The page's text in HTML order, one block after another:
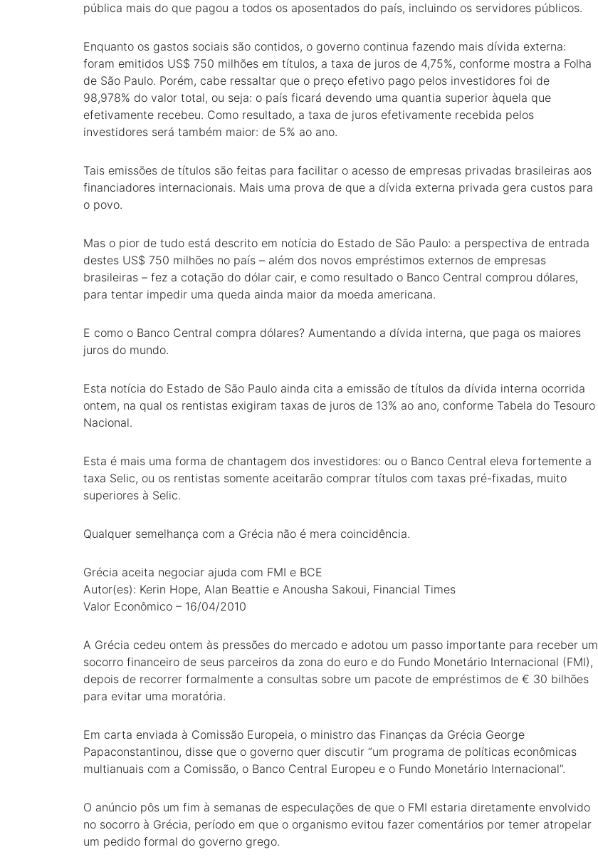
pública mais do que pagou a todos os aposentados do país, incluindo os servidores públicos.
Enquanto os gastos sociais são contidos, o governo continua fazendo mais dívida externa:
foram emitidos US$ 750 milhões em títulos, a taxa de juros de 4,75%, conforme mostra a Folha
de São Paulo. Porém, cabe ressaltar que o preço efetivo pago pelos investidores foi de
98,978% do valor total, ou seja: o país ficará devendo uma quantia superior àquela que
efetivamente recebeu. Como resultado, a taxa de juros efetivamente recebida pelos
investidores será também maior: de 5% ao ano.
Tais emissões de títulos são feitas para facilitar o acesso de empresas privadas brasileiras aos
financiadores internacionais. Mais uma prova de que a dívida externa privada gera custos para
o povo.
Mas o pior de tudo está descrito em notícia do Estado de São Paulo: a perspectiva de entrada
destes US$ 750 milhões no país – além dos novos empréstimos externos de empresas
brasileiras – fez a cotação do dólar cair, e como resultado o Banco Central comprou dólares,
para tentar impedir uma queda ainda maior da moeda americana.
E como o Banco Central compra dólares? Aumentando a dívida interna, que paga os maiores
juros do mundo.
Esta notícia do Estado de São Paulo ainda cita a emissão de títulos da dívida interna ocorrida
ontem, na qual os rentistas exigiram taxas de juros de 13% ao ano, conforme Tabela do Tesouro
Nacional.
Esta é mais uma forma de chantagem dos investidores: ou o Banco Central eleva fortemente a
taxa Selic, ou os rentistas somente aceitarão comprar títulos com taxas pré-fixadas, muito
superiores à Selic.
Qualquer semelhança com a Grécia não é mera coincidência.
Grécia aceita negociar ajuda com FMI e BCE
Autor(es): Kerin Hope, Alan Beattie e Anousha Sakoui, Financial Times
Valor Econômico – 16/04/2010
A Grécia cedeu ontem às pressões do mercado e adotou um passo importante para receber um
socorro financeiro de seus parceiros da zona do euro e do Fundo Monetário Internacional (FMI),
depois de recorrer formalmente a consultas sobre um pacote de empréstimos de € 30 bilhões
para evitar uma moratória.
Em carta enviada à Comissão Europeia, o ministro das Finanças da Grécia George
Papaconstantinou, disse que o governo quer discutir “um programa de políticas econômicas
multianuais com a Comissão, o Banco Central Europeu e o Fundo Monetário Internacional”.
O anúncio pôs um fim à semanas de especulações de que o FMI estaria diretamente envolvido
no socorro à Grécia, período em que o organismo evitou fazer comentários por temer atropelar
um pedido formal do governo grego.